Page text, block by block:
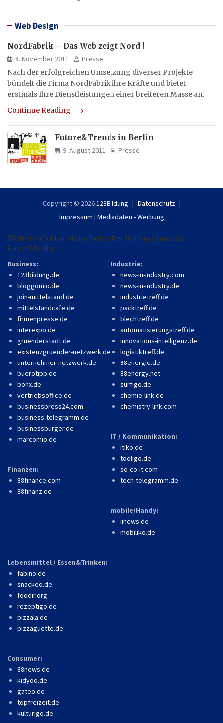
Web Design
NordFabrik – Das Web zeigt Nord !
8. November 2011
Presse
Nach der erfolgreichen Umsetzung diverser Projekte
bündelt die Firma NordFabrik ihre Kräfte und bietet
erstmals Ihre Dienstleistungen einer breiteren Masse an.
Continue Reading
Future&Trends in Berlin
9. August 2011 Presse
Copyright © 2026123Bildung
Datenschutz
Impressum | Mediadaten - Werbung
Weitere Online-Angebote des Verlagshauses
LayerMedia:
Business:
123bildung.de
bloggomio.de
join-mittelstand.de
mittelstandcafe.de
firmenpresse.de
interexpo.de
gruenderstadt.de
existenzgruender-netzwerk.de
unternehmer-netzwerk.de
buerotipp.de
bonx.de
vertriebsoffice.de
businesspress24.com
business-telegramm.de
businessburger.de
marcomio.de
Finanzen:
88finance.com
88finanz.de
Industrie:
news-in-industry.com
news-in-industry.de
industrietreff.de
packtreff.de
blechtreff.de
automatisierungstreff.de
innovations-intelligenz.de
logistiktreff.de
88energie.de
88energy.net
surfigo.de
chemie-link.de
chemistry-link.com
IT / Kommunikation:
itiko.de
tooligo.de
so-co-it.com
tech-telegramm.de
mobile/Handy:
iinews.de
mobiliko.de
Lebensmittel / Essen&Trinken:
fabino.de
snackeo.de
foodir.org
rezeptigo.de
pizzala.de
pizzaguette.de
Consumer:
88news.de
kidyoo.de
gateo.de
topfreizeit.de
kulturigo.de